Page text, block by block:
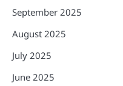
September 2025
August 2025
July 2025
June 2025